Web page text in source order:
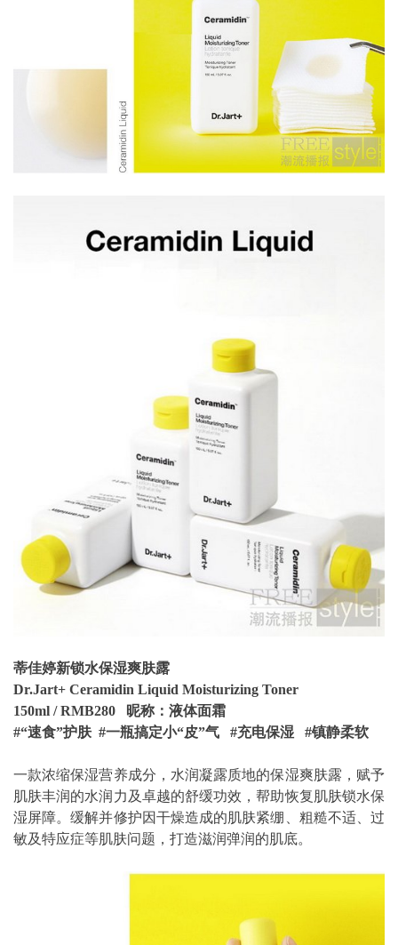
蒂佳婷新锁水保湿爽肤露
Dr.Jart+ Ceramidin Liquid Moisturizing Toner
150ml / RMB280 昵称：液体面霜
#“速食”护肤 #一瓶搞定小“皮”气 #充电保湿 #镇静柔软
一款浓缩保湿营养成分，水润凝露质地的保湿爽肤露，赋予
肌肤丰润的水润力及卓越的舒缓功效，帮助恢复肌肤锁水保
湿屏障。缓解并修护因干燥造成的肌肤紧绷、粗糙不适、过
敏及特应症等肌肤问题，打造滋润弹润的肌底。